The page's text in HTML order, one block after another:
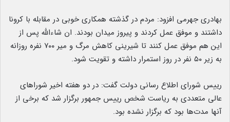
بهادری جهرمی افزود: مردم در گذشته همکاری خوبی در مقابله با کرونا
داشتند و موفق عمل کردند و پیروز میدان بودند. ان شاءالله پس از
این هم موفق عمل کنند تا شیرینی کاهش مرگ و میر ۷۰۰ نفره روزانه
به زیر ۵۰ نفر در روز استمرار داشته و تقویت ‌شود.
رییس شورای اطلاع رسانی دولت گفت: در دو هفته اخیر شوراهای
عالی متعددی به ریاست شخص رییس جمهور برگزار شد که برخی از
آنها مدت‌ها بود که برگزار نشده بود.